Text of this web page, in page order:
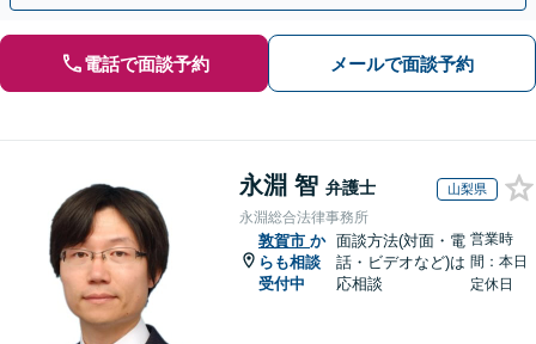
電話で面談予約 メールで面談予約
永淵 智 弁護士 山梨県
永淵総合法律事務所
敦賀市 か
らも相談
受付中
面談方法(対面・電
話・ビデオなど)は
応相談
営業時
間：本日
定休日